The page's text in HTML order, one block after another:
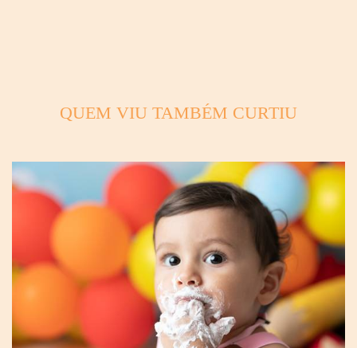
QUEM VIU TAMBÉM CURTIU